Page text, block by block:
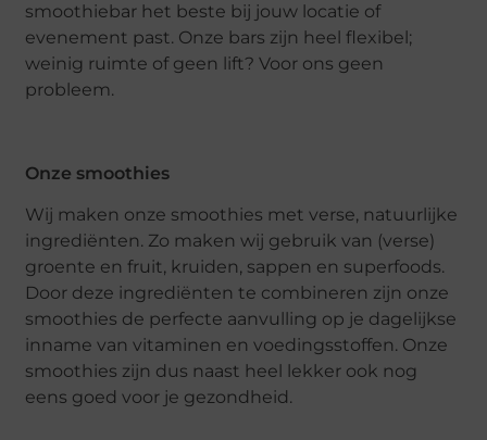
smoothiebar het beste bij jouw locatie of
evenement past. Onze bars zijn heel flexibel;
weinig ruimte of geen lift? Voor ons geen
probleem.
Onze smoothies
Wij maken onze smoothies met verse, natuurlijke
ingrediënten. Zo maken wij gebruik van (verse)
groente en fruit, kruiden, sappen en superfoods.
Door deze ingrediënten te combineren zijn onze
smoothies de perfecte aanvulling op je dagelijkse
inname van vitaminen en voedingsstoffen. Onze
smoothies zijn dus naast heel lekker ook nog
eens goed voor je gezondheid.